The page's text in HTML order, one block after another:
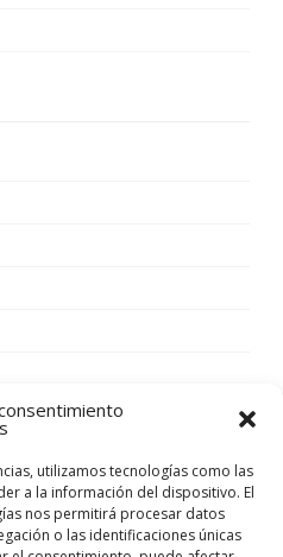
utilizamos tecnologías como las
a la información del dispositivo. El
nos permitirá procesar datos
o las identificaciones únicas